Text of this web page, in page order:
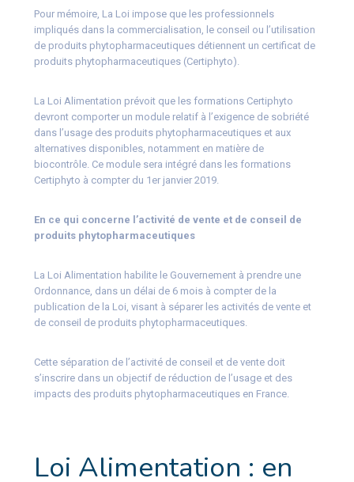
Pour mémoire, La Loi impose que les professionnels
impliqués dans la commercialisation, le conseil ou l’utilisation
de produits phytopharmaceutiques détiennent un certificat de
produits phytopharmaceutiques (Certiphyto).
La Loi Alimentation prévoit que les formations Certiphyto
devront comporter un module relatif à l’exigence de sobriété
dans l’usage des produits phytopharmaceutiques et aux
alternatives disponibles, notamment en matière de
biocontrôle. Ce module sera intégré dans les formations
Certiphyto à compter du 1er janvier 2019.
En ce qui concerne l’activité de vente et de conseil de
produits phytopharmaceutiques
La Loi Alimentation habilite le Gouvernement à prendre une
Ordonnance, dans un délai de 6 mois à compter de la
publication de la Loi, visant à séparer les activités de vente et
de conseil de produits phytopharmaceutiques.
Cette séparation de l’activité de conseil et de vente doit
s’inscrire dans un objectif de réduction de l’usage et des
impacts des produits phytopharmaceutiques en France.
Loi Alimentation : en